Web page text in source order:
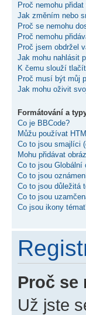
Proč nemohu
Jak změním nebo
Proč se nemohu
Proč nemohu
Proč jsem obdržel
Jak mohu nahlásit
K čemu slouží
Proč musí být můj
Jak mohu oživit
Formátování a
Co je BBCode?
Můžu používat
Co to jsou smajlíci
Mohu přidávat
Co to jsou Globální
Co to jsou
Co to jsou důležitá
Co to jsou
Co jsou ikony
Proč se
Už jste